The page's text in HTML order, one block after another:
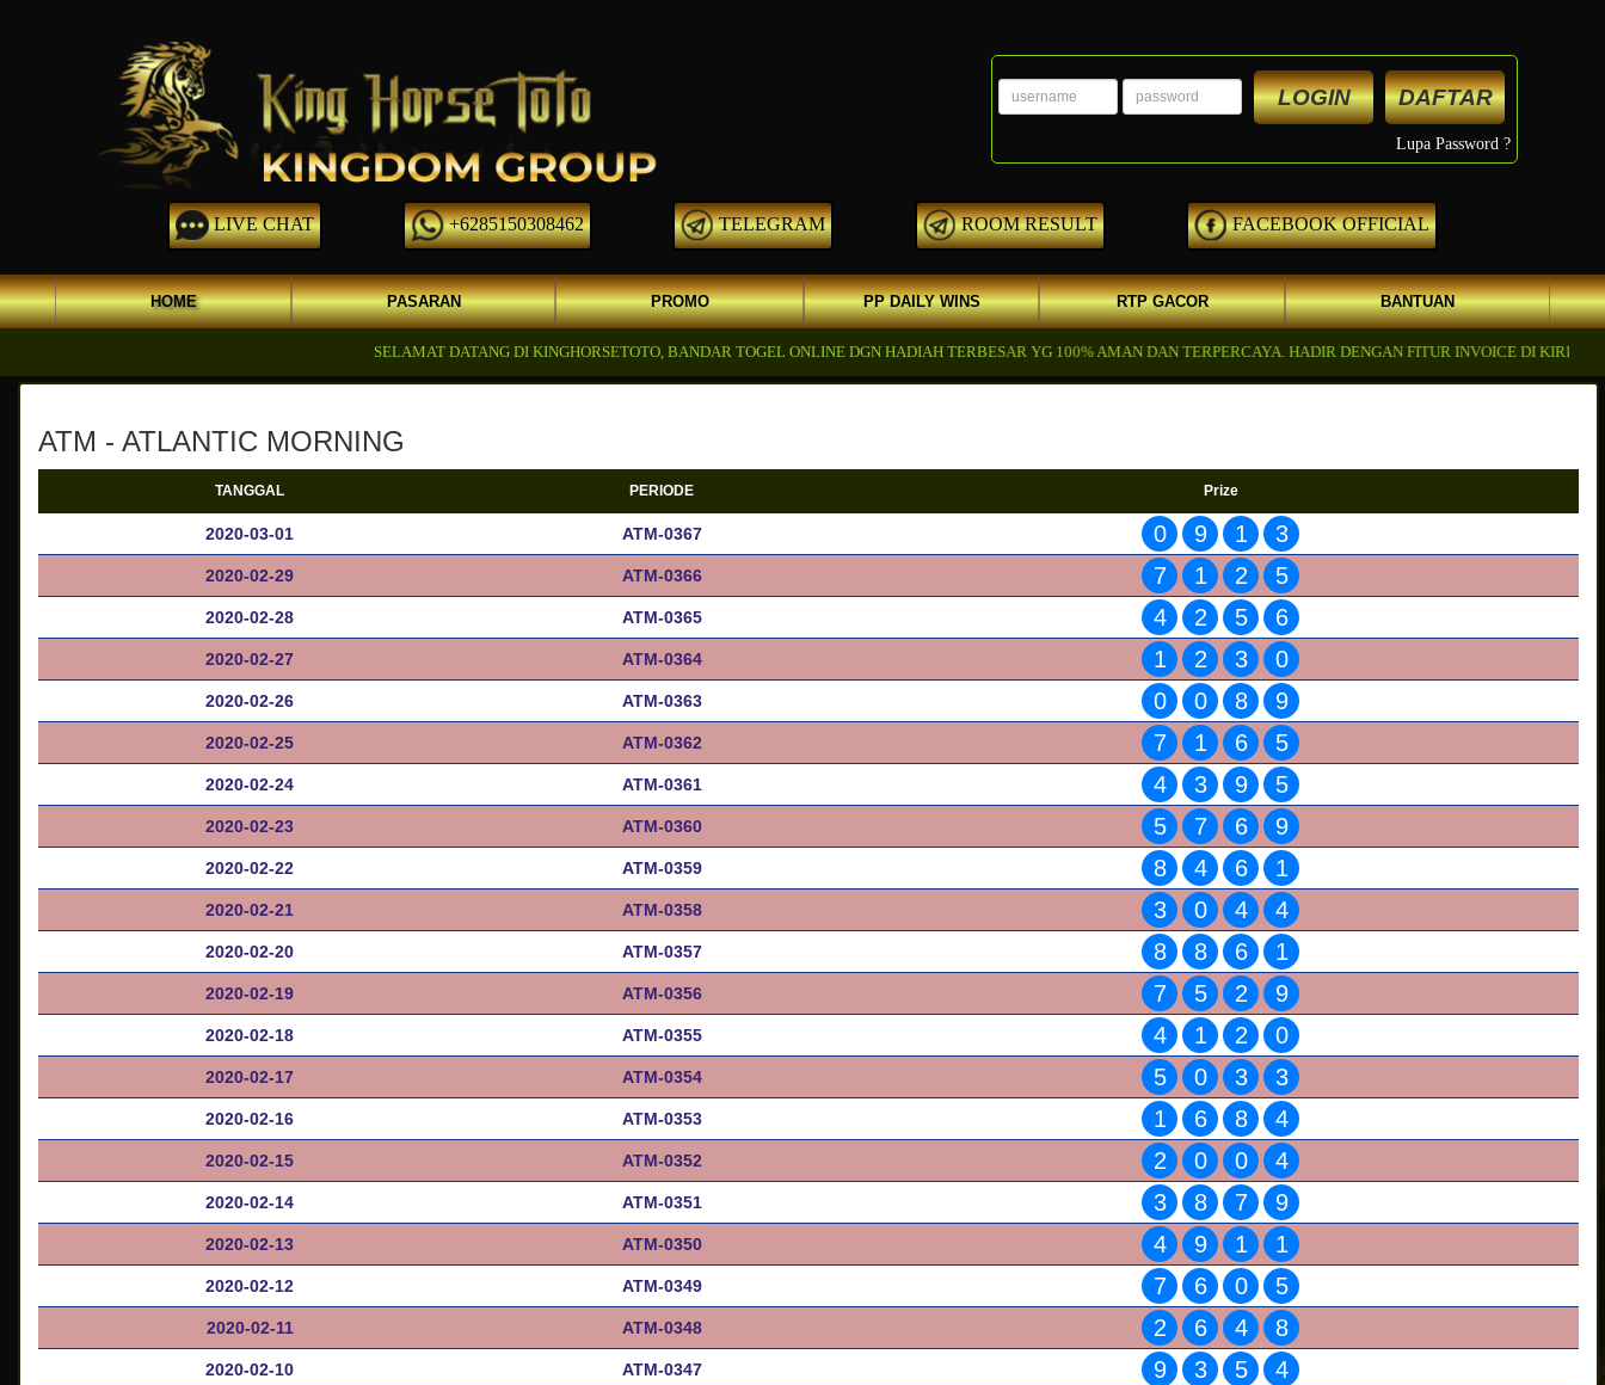
LOGIN DAFTAR
Lupa Password ?
LIVE CHAT +6285150308462 TELEGRAM ROOM RESULT FACEBOOK OFFICIAL
HOME PASARAN PROMO PP DAILY WINS RTP GACOR BANTUAN
SELAMAT DATANG DI KINGHORSETOTO, BANDAR TOGEL ONLINE DGN HADIAH TERBESAR YG 100% AMAN DAN TERPERCAYA. HADIR DENGAN FITUR INVOICE DI KIRIM KE
ATM - ATLANTIC MORNING
TANGGAL PERIODE Prize
2020-03-01 ATM-0367 0 9 1 3
2020-02-29 ATM-0366 7 1 2 5
2020-02-28 ATM-0365 4 2 5 6
2020-02-27 ATM-0364 1 2 3 0
2020-02-26 ATM-0363 0 0 8 9
2020-02-25 ATM-0362 7 1 6 5
2020-02-24 ATM-0361 4 3 9 5
2020-02-23 ATM-0360 5 7 6 9
2020-02-22 ATM-0359 8 4 6 1
2020-02-21 ATM-0358 3 0 4 4
2020-02-20 ATM-0357 8 8 6 1
2020-02-19 ATM-0356 7 5 2 9
2020-02-18 ATM-0355 4 1 2 0
2020-02-17 ATM-0354 5 0 3 3
2020-02-16 ATM-0353 1 6 8 4
2020-02-15 ATM-0352 2 0 0 4
2020-02-14 ATM-0351 3 8 7 9
2020-02-13 ATM-0350 4 9 1 1
2020-02-12 ATM-0349 7 6 0 5
2020-02-11 ATM-0348 2 6 4 8
2020-02-10 ATM-0347 9 3 5 4